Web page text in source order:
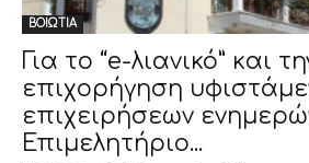
ΒΟΙΩΤΙΑ
Για το “e-λιανικό” και
επιχορήγηση
επιχειρήσεων
Επιμελητήριο...